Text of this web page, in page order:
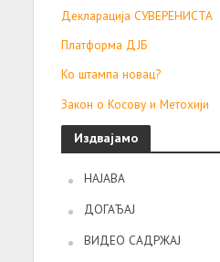
Декларација СУВЕРЕНИСТА
Платформа ДЈБ
Ко штампа новац?
Закон о Косову и Метохији
Издвајамо
НАЈАВА
ДОГАЂАЈ
ВИДЕО САДРЖАЈ